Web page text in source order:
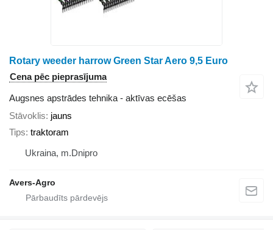
Rotary weeder harrow Green Star Aero 9,5 Euro
Cena pēc pieprasījuma
Augsnes apstrādes tehnika - aktīvas ecēšas
Stāvoklis jauns
Tips traktoram
Ukraina, m.Dnipro
Avers-Agro